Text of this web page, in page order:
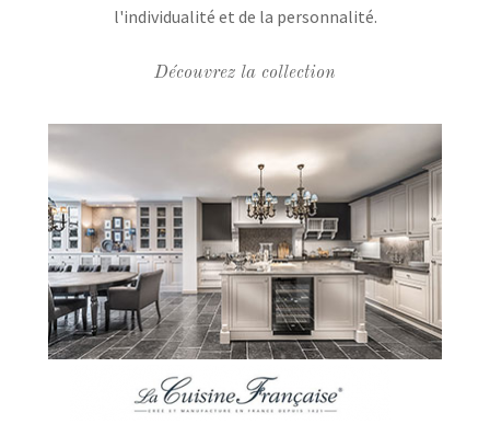
l'individualité et de la personnalité.
Découvrez la collection